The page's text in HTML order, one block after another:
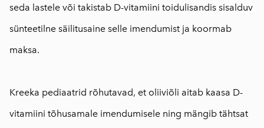
seda lastele või takistab D-vitamiini toidulisandis sisalduv
sünteetilne säilitusaine selle imendumist ja koormab
maksa.
Kreeka pediaatrid rõhutavad, et oliiviõli aitab kaasa D-
vitamiini tõhusamale imendumisele ning mängib tähtsat